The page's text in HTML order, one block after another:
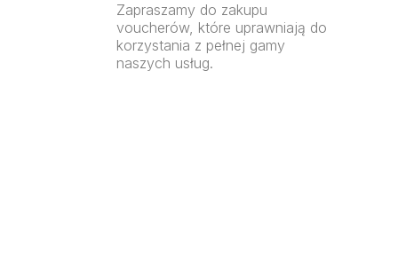
Zapraszamy do zakupu
voucherów, które uprawniają do
korzystania z pełnej gamy
naszych usług.